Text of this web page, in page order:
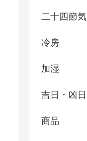
二十四節気
冷房
加湿
吉日・凶日
商品